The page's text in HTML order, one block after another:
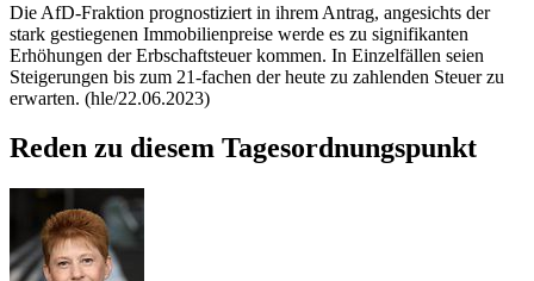
Die AfD-Fraktion prognostiziert in ihrem Antrag, angesichts der
stark gestiegenen Immobilienpreise werde es zu signifikanten
Erhöhungen der Erbschaftsteuer kommen. In Einzelfällen seien
Steigerungen bis zum 21-fachen der heute zu zahlenden Steuer zu
erwarten. (hle/22.06.2023)
Reden zu diesem Tagesordnungspunkt